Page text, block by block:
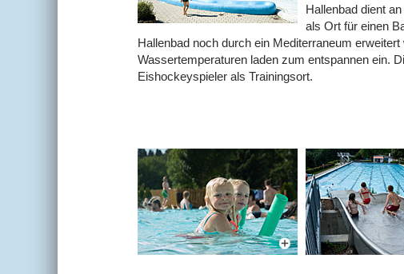
Hallenbad dient
als Ort für einen
Hallenbad noch durch ein Mediterraneum
Wassertemperaturen laden zum entspannen ein.
Eishockeyspieler als Trainingsort.